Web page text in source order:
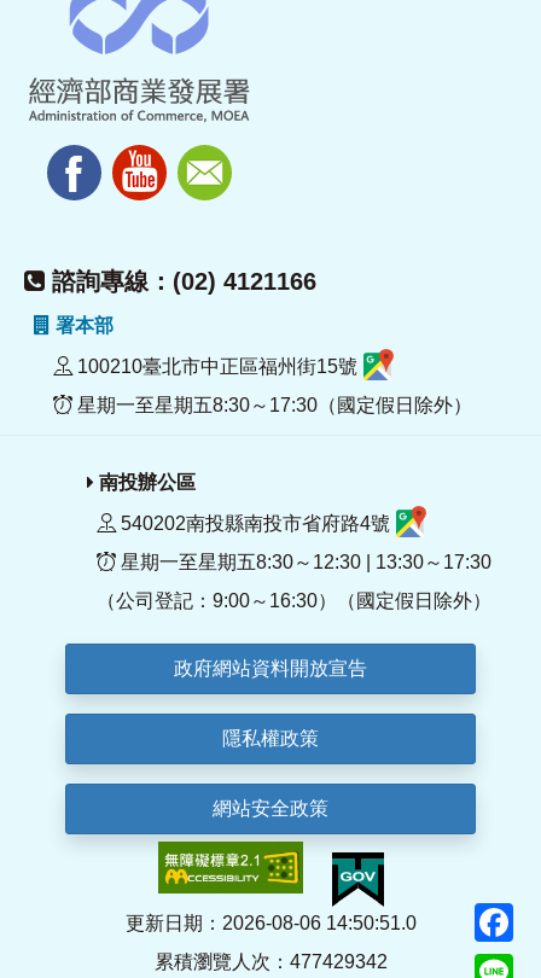
諮詢專線：(02) 4121166
署本部
100210臺北市中正區福州街15號
星期一至星期五8:30～17:30（國定假日除外）
南投辦公區
540202南投縣南投市省府路4號
星期一至星期五8:30～12:30 | 13:30～17:30
（公司登記：9:00～16:30）（國定假日除外）
政府網站資料開放宣告
隱私權政策
網站安全政策
更新日期：2026-08-06 14:50:51.0
累積瀏覽人次：477429342